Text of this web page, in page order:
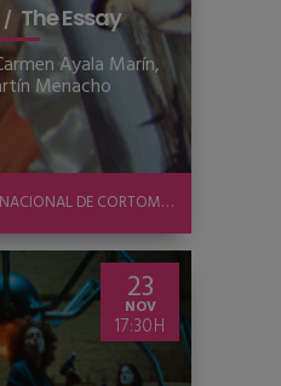
The Essay
Ayala Marín,
Menacho
CONCURSO INTERNACIONAL DE CORTOMETRAJE
23
NOV
17:30